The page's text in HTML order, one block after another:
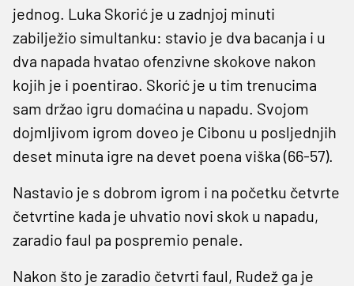
jednog. Luka Skorić je u zadnjoj minuti
zabilježio simultanku: stavio je dva bacanja i u
dva napada hvatao ofenzivne skokove nakon
kojih je i poentirao. Skorić je u tim trenucima
sam držao igru domaćina u napadu. Svojom
dojmljivom igrom doveo je Cibonu u posljednjih
deset minuta igre na devet poena viška (66-57).
Nastavio je s dobrom igrom i na početku četvrte
četvrtine kada je uhvatio novi skok u napadu,
zaradio faul pa pospremio penale.
Nakon što je zaradio četvrti faul, Rudež ga je